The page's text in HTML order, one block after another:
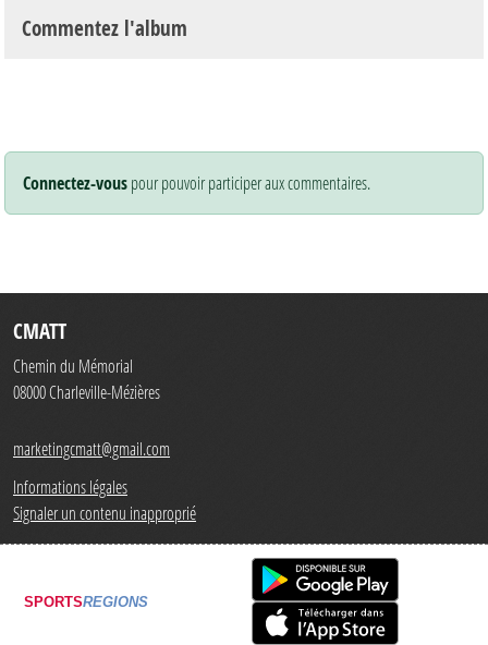
Commentez l'album
Connectez-vouspour pouvoir participer aux commentaires.
CMATT
Chemin du Mémorial
08000Charleville-Mézières
marketingcmatt@gmail.com
Informations légales
Signaler un contenu inapproprié
SPORTSREGIONS